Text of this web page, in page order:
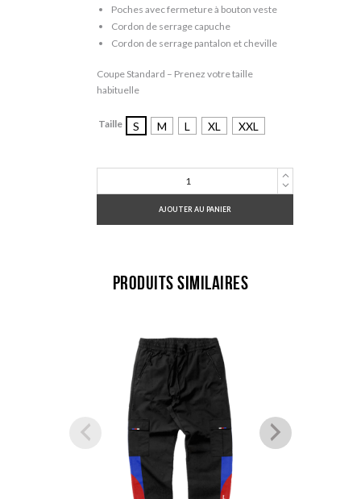
Poches avec fermeture à bouton veste
Cordon de serrage capuche
Cordon de serrage pantalon et cheville
Coupe Standard – Prenez votre taille
habituelle
Taille S M L XL XXL
Ensemble
AJOUTER AU PANIER
Produits similaires